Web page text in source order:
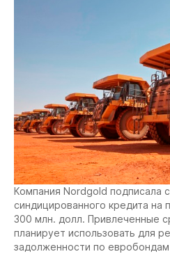
Компания Nordgold подписала
синдицированного кредита
300 млн. долл. Привлеченные
планирует использовать для
задолженности по